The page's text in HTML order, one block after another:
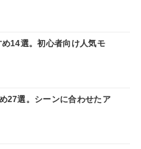
14選。初心者向け人気モ
27選。シーンに合わせたア